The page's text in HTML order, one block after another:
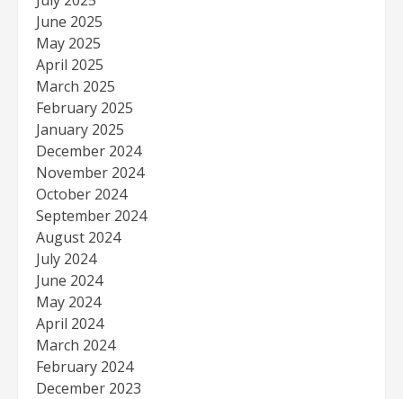
June 2025
May 2025
April 2025
March 2025
February 2025
January 2025
December 2024
November 2024
October 2024
September 2024
August 2024
July 2024
June 2024
May 2024
April 2024
March 2024
February 2024
December 2023